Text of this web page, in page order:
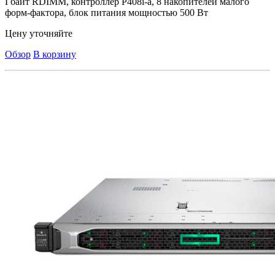
форм-фактора, блок питания мощностью 500 Вт
Цену уточняйте
Обзор В корзину